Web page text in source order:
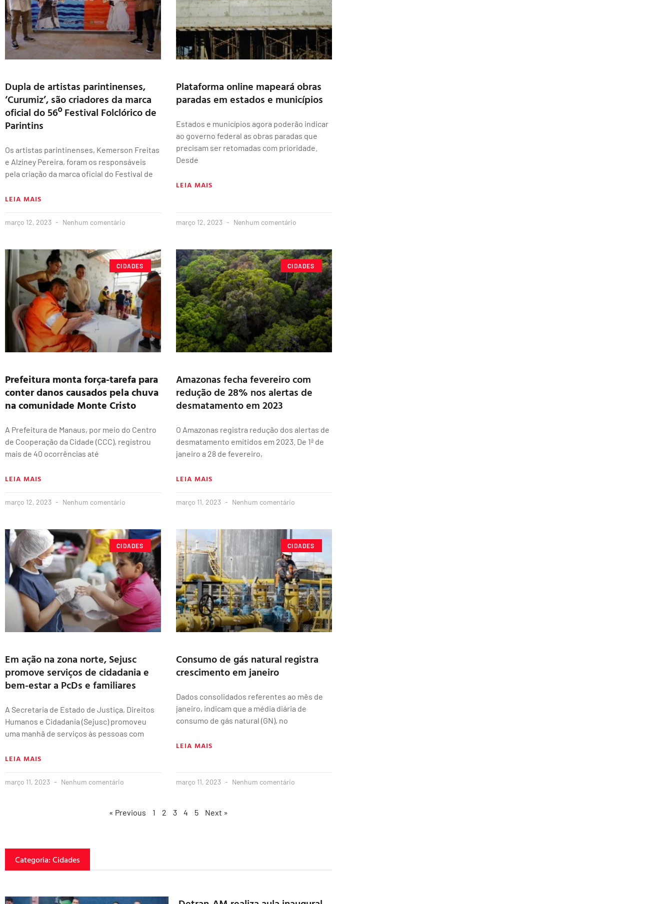
Dupla de artistas parintinenses,
‘Curumiz’, são criadores da marca
oficial do 56º Festival Folclórico de
Parintins
Os artistas parintinenses, Kemerson Freitas
e Alziney Pereira, foram os responsáveis
pela criação da marca oficial do Festival de
LEIA MAIS
março 12, 2023 Nenhum comentário
Plataforma online mapeará obras
paradas em estados e municípios
Estados e municípios agora poderão indicar
ao governo federal as obras paradas que
precisam ser retomadas com prioridade.
Desde
LEIA MAIS
março 12, 2023 Nenhum comentário
CIDADES
Prefeitura monta força-tarefa para
conter danos causados pela chuva
na comunidade Monte Cristo
A Prefeitura de Manaus, por meio do Centro
de Cooperação da Cidade (CCC), registrou
mais de 40 ocorrências até
LEIA MAIS
março 12, 2023 Nenhum comentário
CIDADES
Amazonas fecha fevereiro com
redução de 28% nos alertas de
desmatamento em 2023
O Amazonas registra redução dos alertas de
desmatamento emitidos em 2023. De 1ª de
janeiro a 28 de fevereiro,
LEIA MAIS
março 11, 2023 Nenhum comentário
CIDADES
Em ação na zona norte, Sejusc
promove serviços de cidadania e
bem-estar a PcDs e familiares
A Secretaria de Estado de Justiça, Direitos
Humanos e Cidadania (Sejusc) promoveu
uma manhã de serviços às pessoas com
LEIA MAIS
março 11, 2023 Nenhum comentário
CIDADES
Consumo de gás natural registra
crescimento em janeiro
Dados consolidados referentes ao mês de
janeiro, indicam que a média diária de
consumo de gás natural (GN), no
LEIA MAIS
março 11, 2023 Nenhum comentário
« Previous 1 2 3 4 5 Next »
Categoria: Cidades